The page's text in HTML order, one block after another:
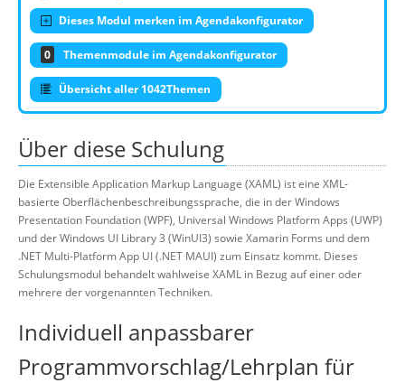
Dieses Modul merken im Agendakonfigurator
0 Themenmodule im Agendakonfigurator
Übersicht aller 1042Themen
Über diese Schulung
Die Extensible Application Markup Language (XAML) ist eine XML-
basierte Oberflächenbeschreibungssprache, die in der Windows
Presentation Foundation (WPF), Universal Windows Platform Apps (UWP)
und der Windows UI Library 3 (WinUI3) sowie Xamarin Forms und dem
.NET Multi-Platform App UI (.NET MAUI) zum Einsatz kommt. Dieses
Schulungsmodul behandelt wahlweise XAML in Bezug auf einer oder
mehrere der vorgenannten Techniken.
Individuell anpassbarer
Programmvorschlag/Lehrplan für